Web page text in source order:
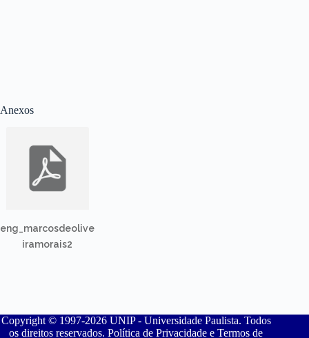
Anexos
eng_marcosdeolive
iramorais2
Copyright © 1997-2026 UNIP - Universidade Paulista. Todos
os direitos reservados. Política de Privacidade e Termos de